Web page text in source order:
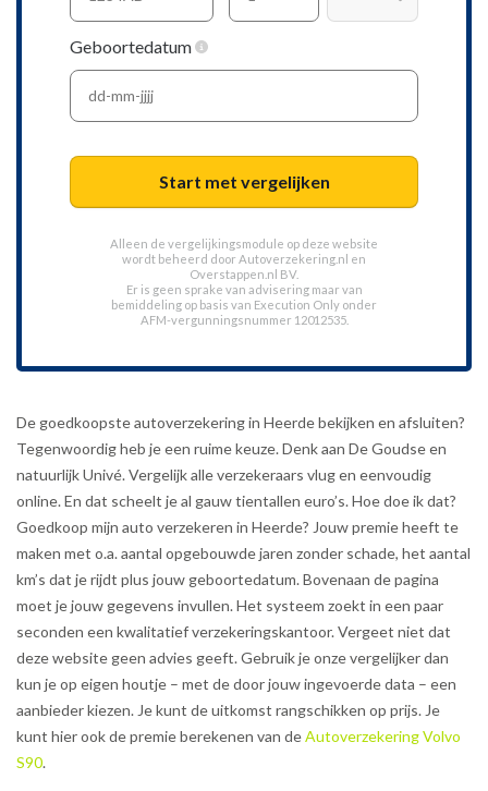
Geboortedatum
Start met vergelijken
Alleen de vergelijkingsmodule op deze website
wordt beheerd door Autoverzekering.nl en
Overstappen.nl BV.
Er is geen sprake van advisering maar van
bemiddeling op basis van Execution Only onder
AFM-vergunningsnummer 12012535.
De goedkoopste autoverzekering in Heerde bekijken en afsluiten?
Tegenwoordig heb je een ruime keuze. Denk aan De Goudse en
natuurlijk Univé. Vergelijk alle verzekeraars vlug en eenvoudig
online. En dat scheelt je al gauw tientallen euro’s. Hoe doe ik dat?
Goedkoop mijn auto verzekeren in Heerde? Jouw premie heeft te
maken met o.a. aantal opgebouwde jaren zonder schade, het aantal
km’s dat je rijdt plus jouw geboortedatum. Bovenaan de pagina
moet je jouw gegevens invullen. Het systeem zoekt in een paar
seconden een kwalitatief verzekeringskantoor. Vergeet niet dat
deze website geen advies geeft. Gebruik je onze vergelijker dan
kun je op eigen houtje – met de door jouw ingevoerde data – een
aanbieder kiezen. Je kunt de uitkomst rangschikken op prijs. Je
kunt hier ook de premie berekenen van deAutoverzekering Volvo
S90.